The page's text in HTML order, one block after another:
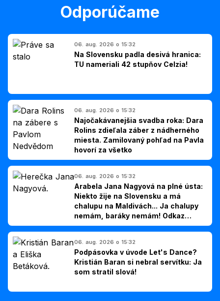
Odporúčame
06. aug. 2026 o 15:32
Na Slovensku padla desivá hranica:
TU nameriali 42 stupňov Celzia!
06. aug. 2026 o 15:32
Najočakávanejšia svadba roka: Dara
Rolins zdieľala záber z nádherného
miesta. Zamilovaný pohľad na Pavla
hovorí za všetko
06. aug. 2026 o 15:32
Arabela Jana Nagyová na plné ústa:
Niekto žije na Slovensku a má
chalupu na Maldivách... Ja chalupy
nemám, baráky nemám! Odkaz
Slovákom
06. aug. 2026 o 15:32
Podpásovka v úvode Let's Dance?
Kristián Baran si nebral servítku: Ja
som stratil slová!